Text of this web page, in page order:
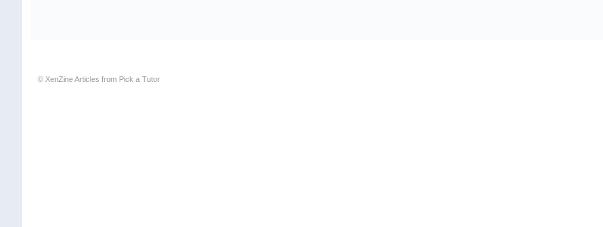
© XenZineArticles from Pick a Tutor